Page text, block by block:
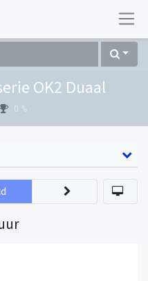
OK2 Duaal
0 %